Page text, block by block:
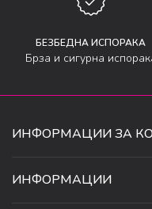
БЕЗБЕДНА ИСПОРАКА
Брза и сигурна
ИНФОРМАЦИИ ЗА
ИНФОРМАЦИИ